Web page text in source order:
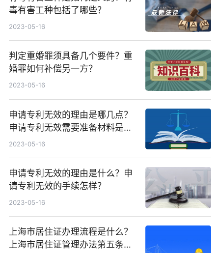
毒有害工种包括了哪些？
2023-05-16
判定重婚罪须具备几个要件？重
婚罪如何补偿另一方？
2023-05-16
申请专利无效的理由是哪几点？
申请专利无效需要准备材料是什
么？
2023-05-16
申请专利无效的理由是什么？申
请专利无效的手续怎样？
2023-05-16
上海市居住证办理流程是什么？
上海市居住证管理办法第五条内